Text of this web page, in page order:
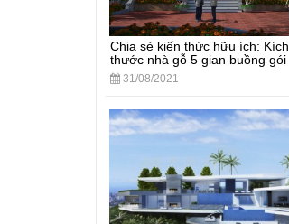
Chia sẻ kiến thức hữu ích: Kích
thước nhà gỗ 5 gian buồng gói
31/08/2021